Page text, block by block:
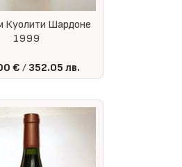
Куолити Шардоне
1999
€ 352.05 лв.